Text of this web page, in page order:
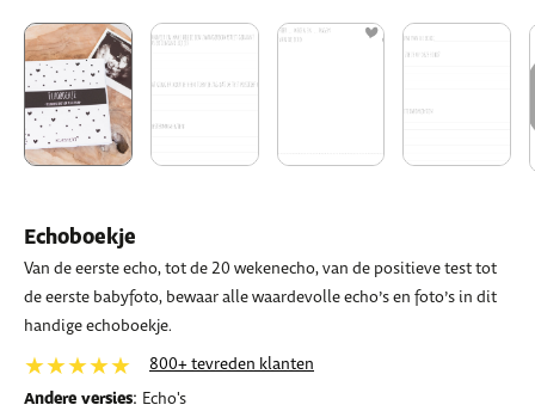
Echoboekje
Van de eerste echo, tot de 20 wekenecho, van de positieve test tot
de eerste babyfoto, bewaar alle waardevolle echo’s en foto’s in dit
handige echoboekje.
★★★★★ 800+ tevreden klanten
Andere versies: Echo's